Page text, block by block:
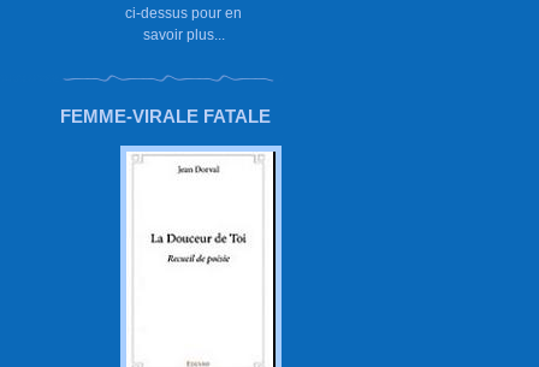
ci-dessus pour en
savoir plus...
FEMME-VIRALE FATALE